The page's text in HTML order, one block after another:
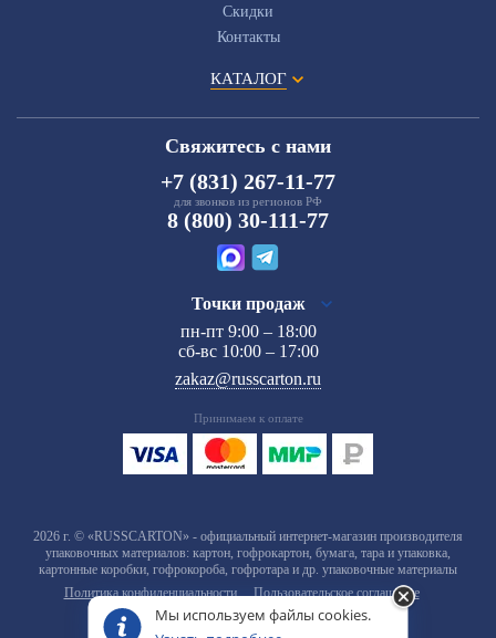
Скидки
Контакты
КАТАЛОГ
Свяжитесь с нами
+7 (831) 267-11-77
для звонков из регионов РФ
8 (800) 30-111-77
Точки продаж
пн-пт 9:00 – 18:00
сб-вс 10:00 – 17:00
zakaz@russcarton.ru
Принимаем к оплате
2026 г. © «RUSSCARTON» - официальный интернет-магазин производителя
упаковочных материалов: картон, гофрокартон, бумага, тара и упаковка,
картонные коробки, гофрокороба, гофротара и др. упаковочные материалы
Политика конфиденциальности
Пользовательское соглашение
Мы используем файлы cookies.